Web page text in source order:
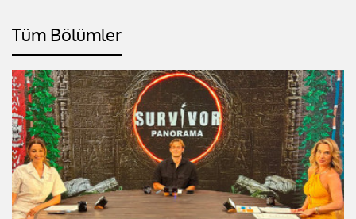
Tüm Bölümler